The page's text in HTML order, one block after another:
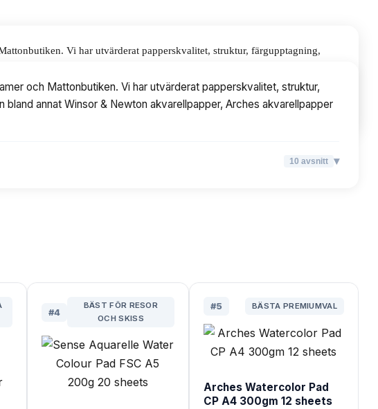
Vi har utvärderat papperskvalitet, struktur, färgupptagning,
10 avsnitt
och Mattonbutiken. Vi har utvärderat papperskvalitet, struktur,
annat Winsor & Newton akvarellpapper, Arches akvarellpapper
10 avsnitt ▾
#4
BÄST FÖR RESOR
OCH SKISS
#5 BÄSTA PREMIUMVAL
Arches Watercolor Pad
CP A4 300gm 12 sheets